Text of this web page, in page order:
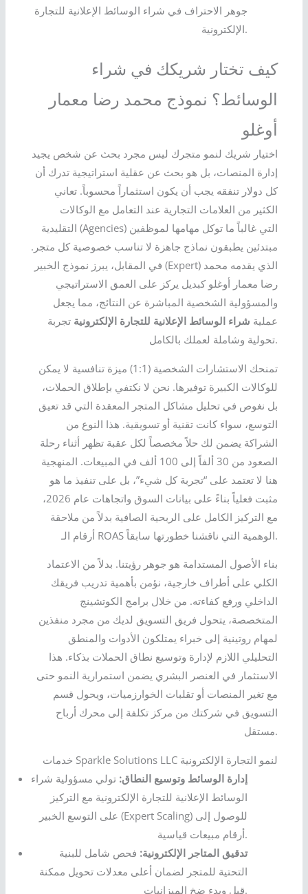
جوهر الاحتراف في شراء الوسائط الإعلانية للتجارة
الإلكترونية.
كيف تختار شريكك في شراء
الوسائط؟ نموذج محمد رضا معمار
أوغلو
اختيار شريك لنمو متجرك ليس مجرد بحث عن شخص يجيد
إدارة المنصات، بل هو بحث عن عقلية استراتيجية تدرك أن
كل دولار تنفقه يجب أن يكون استثماراً محسوباً. تعاني
الكثير من العلامات التجارية عند التعامل مع الوكالات
التقليدية (Agencies) التي غالباً ما توكل مهامها لموظفين
مبتدئين يطبقون نماذج جاهزة لا تناسب خصوصية كل متجر.
في المقابل، يبرز نموذج الخبير (Expert) الذي يقدمه محمد
رضا معمار أوغلو كبديل يركز على العمق الاستراتيجي
والمسؤولية الشخصية المباشرة عن النتائج، مما يجعل
عملية شراء الوسائط الإعلانية للتجارة الإلكترونية تجربة
تحولية وشاملة لعملك بالكامل.
تمنحك الاستشارات الشخصية (1:1) ميزة تنافسية لا يمكن
للوكالات الكبيرة توفيرها. نحن لا نكتفي بإطلاق الحملات،
بل نغوص في تحليل مشاكل المتجر المعقدة التي قد تعيق
التوسع، سواء كانت تقنية أو تسويقية. هذا النوع من
الشراكة يضمن لك حلاً مخصصاً لكل عقبة تظهر أثناء رحلة
الصعود من 30 ألفاً إلى 100 ألف في المبيعات. المنهجية
هنا لا تعتمد على “تجربة كل شيء”، بل على تنفيذ ما هو
مثبت فعلياً بناءً على بيانات السوق واتجاهات عام 2026،
مع التركيز الكامل على الربحية الصافية بدلاً من ملاحقة
أرقام الـ ROAS الوهمية التي ناقشنا خطورتها سابقاً.
بناء الأصول المستدامة هو جوهر رؤيتنا. بدلاً من الاعتماد
الكلي على أطراف خارجية، نؤمن بأهمية تدريب فريقك
الداخلي ورفع كفاءته. من خلال برامج الكوتشينج
المتخصصة، يتحول فريق التسويق لديك من مجرد منفذين
لمهام روتينية إلى خبراء يمتلكون الأدوات والمنطق
التحليلي اللازم لإدارة وتوسيع نطاق الحملات بذكاء. هذا
الاستثمار في العنصر البشري يضمن استمرارية النمو حتى
مع تغير المنصات أو تقلبات الخوارزميات، ويحول قسم
التسويق في شركتك من مركز تكلفة إلى محرك أرباح
مستقل.
خدمات Sparkle Solutions LLC لنمو التجارة الإلكترونية
إدارة الوسائط وتوسيع النطاق: تولي مسؤولية شراء
الوسائط الإعلانية للتجارة الإلكترونية مع التركيز
على التوسع الخبير (Expert Scaling) للوصول إلى
أرقام مبيعات قياسية.
تدقيق المتاجر الإلكترونية: فحص شامل للبنية
التحتية للمتجر لضمان أعلى معدلات تحويل ممكنة
قبل وبدء ضخ الميزانيات.